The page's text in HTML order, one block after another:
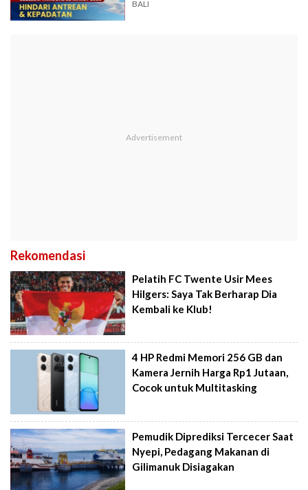
BALI
Rekomendasi
Pelatih FC Twente Usir Mees
Hilgers: Saya Tak Berharap Dia
Kembali ke Klub!
4 HP Redmi Memori 256 GB dan
Kamera Jernih Harga Rp1 Jutaan,
Cocok untuk Multitasking
Pemudik Diprediksi Tercecer Saat
Nyepi, Pedagang Makanan di
Gilimanuk Disiagakan